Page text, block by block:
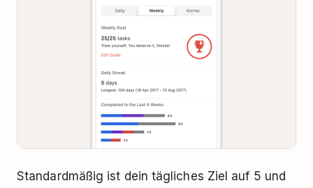
Standardmäßig ist dein tägliches Ziel auf 5 und